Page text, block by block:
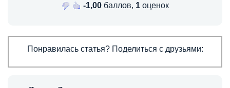
-1,00баллов, 1оценок
Понравилась статья? Поделиться с друзьями: